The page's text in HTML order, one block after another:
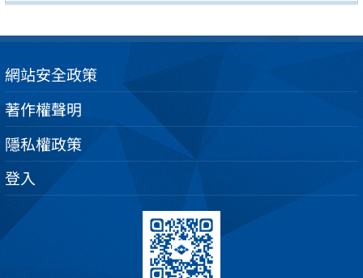
網站安全政策
著作權聲明
隱私權政策
登入